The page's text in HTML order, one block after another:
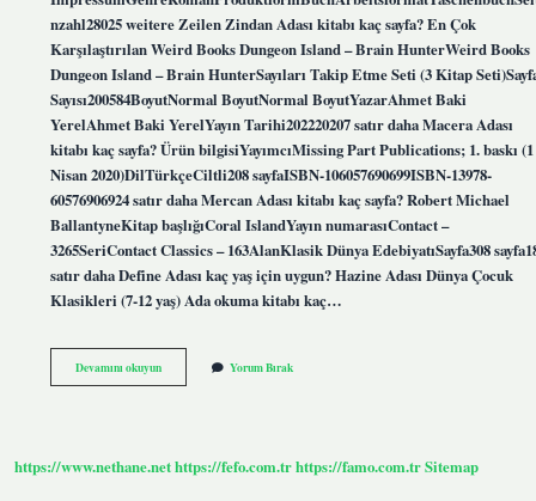
nzahl28025 weitere Zeilen Zindan Adası kitabı kaç sayfa? En Çok
Karşılaştırılan Weird Books Dungeon Island – Brain HunterWeird Books
Dungeon Island – Brain HunterSayıları Takip Etme Seti (3 Kitap
Sayısı200584BoyutNormal BoyutNormal BoyutYazarAhmet Baki
YerelAhmet Baki YerelYayın Tarihi202220207 satır daha Macera Adası
kitabı kaç sayfa? Ürün bilgisiYayımcı‎Missing Part Publications; 1. baskı (1
Nisan 2020)Dil‎TürkçeCiltli‎208 sayfaISBN-10‎6057690699ISBN-13‎978-
60576906924 satır daha Mercan Adası kitabı kaç sayfa? Robert Michael
BallantyneKitap başlığıCoral IslandYayın numarasıContact –
3265SeriContact Classics – 163AlanKlasik Dünya EdebiyatıSayfa308
satır daha Define Adası kaç yaş için uygun? Hazine Adası Dünya Çocuk
Klasikleri (7-12 yaş) Ada okuma kitabı kaç…
Devamını okuyunSimit
Adası
Yorum Bırak
https://www.nethane.nethttps://fefo.com.trhttps://famo.com.trSitemap